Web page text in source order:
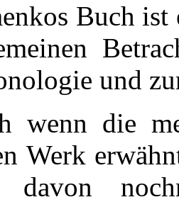
Buch
und
wenn die
Werk
davon